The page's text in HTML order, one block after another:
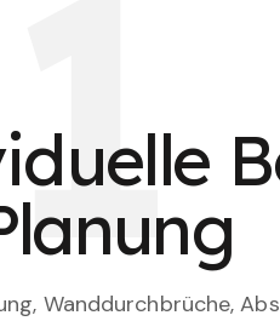
1
Wanddurchbrüche,